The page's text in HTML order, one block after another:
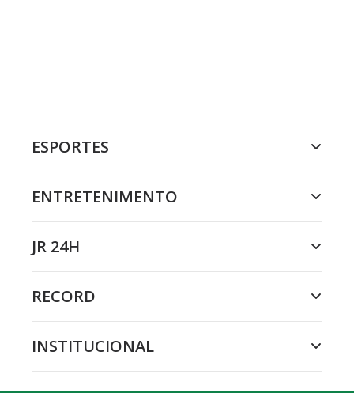
ESPORTES
ENTRETENIMENTO
JR 24H
RECORD
INSTITUCIONAL